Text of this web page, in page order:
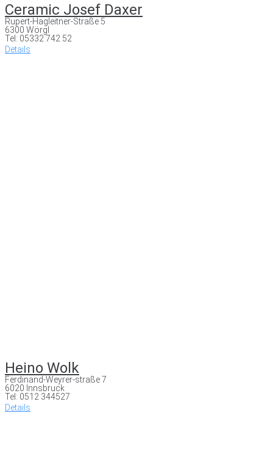
Ceramic Josef Daxer
Rupert-Hagleitner-Straße 5
6300 Wörgl
Tel: 05332 742 52
Details
Heino Wolk
Ferdinand-Weyrer-straße 7
6020 Innsbruck
Tel: 0512 344527
Details